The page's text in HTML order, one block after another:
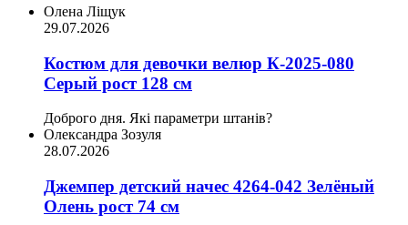
Олена Ліщук
29.07.2026
Костюм для девочки велюр К-2025-080
Серый рост 128 см
Доброго дня. Які параметри штанів?
Олександра Зозуля
28.07.2026
Джемпер детский начес 4264-042 Зелёный
Олень рост 74 см